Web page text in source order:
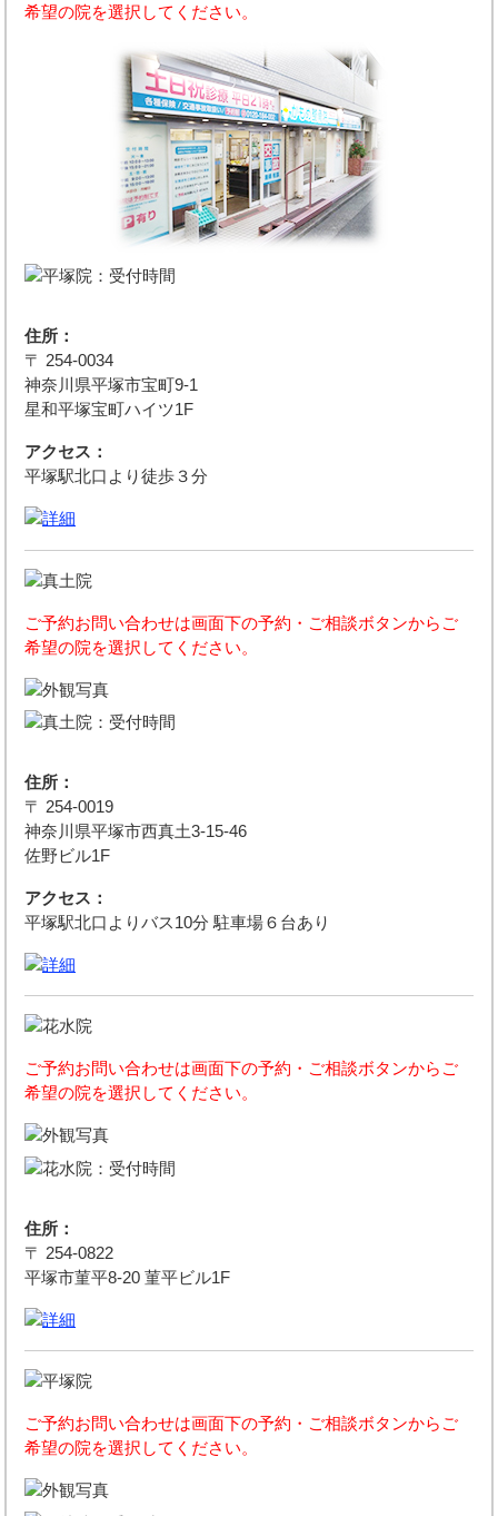
希望の院を選択してください。
住所：
〒 254-0034
神奈川県平塚市宝町9-1
星和平塚宝町ハイツ1F
アクセス：
平塚駅北口より徒歩３分
ご予約お問い合わせは画面下の予約・ご相談ボタンからご
希望の院を選択してください。
住所：
〒 254-0019
神奈川県平塚市西真土3-15-46
佐野ビル1F
アクセス：
平塚駅北口よりバス10分 駐車場６台あり
ご予約お問い合わせは画面下の予約・ご相談ボタンからご
希望の院を選択してください。
住所：
〒 254-0822
平塚市菫平8-20 菫平ビル1F
ご予約お問い合わせは画面下の予約・ご相談ボタンからご
希望の院を選択してください。